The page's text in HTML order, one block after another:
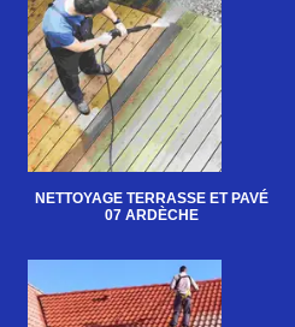
NETTOYAGE TERRASSE ET PAVÉ
07 ARDÈCHE